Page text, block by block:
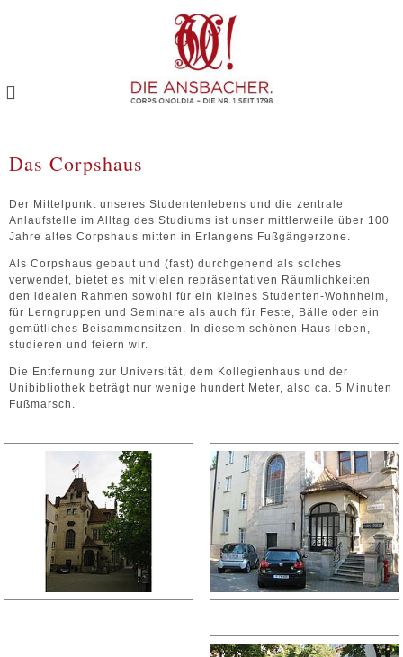
Toggle
Das Corpshaus
Der Mittelpunkt unseres Studentenlebens und die zentrale
Anlaufstelle im Alltag des Studiums ist unser mittlerweile über 100
Jahre altes Corpshaus mitten in Erlangens Fußgängerzone.
Als Corpshaus gebaut und (fast) durchgehend als solches
verwendet, bietet es mit vielen repräsentativen Räumlichkeiten
den idealen Rahmen sowohl für ein kleines Studenten-Wohnheim,
für Lerngruppen und Seminare als auch für Feste, Bälle oder ein
gemütliches Beisammensitzen. In diesem schönen Haus leben,
studieren und feiern wir.
Die Entfernung zur Universität, dem Kollegienhaus und der
Unibibliothek beträgt nur wenige hundert Meter, also ca. 5 Minuten
Fußmarsch.